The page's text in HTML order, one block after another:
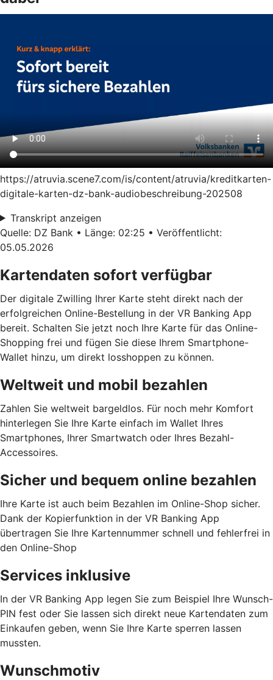
https://atruvia.scene7.com/is/content/atruvia/kreditkarten-
digitale-karten-dz-bank-audiobeschreibung-202508
Transkript anzeigen
Quelle: DZ Bank • Länge: 02:25 • Veröffentlicht:
05.05.2026
Kartendaten sofort verfügbar
Der digitale Zwilling Ihrer Karte steht direkt nach der
erfolgreichen Online-Bestellung in der VR Banking App
bereit. Schalten Sie jetzt noch Ihre Karte für das Online-
Shopping frei und fügen Sie diese Ihrem Smartphone-
Wallet hinzu, um direkt losshoppen zu können.
Weltweit und mobil bezahlen
Zahlen Sie weltweit bargeldlos. Für noch mehr Komfort
hinterlegen Sie Ihre Karte einfach im Wallet Ihres
Smartphones, Ihrer Smartwatch oder Ihres Bezahl-
Accessoires.
Sicher und bequem online bezahlen
Ihre Karte ist auch beim Bezahlen im Online-Shop sicher.
Dank der Kopierfunktion in der VR Banking App
übertragen Sie Ihre Kartennummer schnell und fehlerfrei in
den Online-Shop
Services inklusive
In der VR Banking App legen Sie zum Beispiel Ihre Wunsch-
PIN fest oder Sie lassen sich direkt neue Kartendaten zum
Einkaufen geben, wenn Sie Ihre Karte sperren lassen
mussten.
Wunschmotiv